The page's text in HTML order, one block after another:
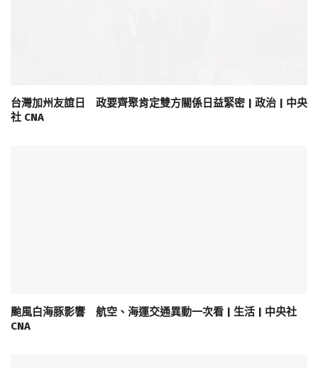
台灣加州友誼日 政要齊聚肯定雙方關係日益緊密 | 政治 | 中央
社 CNA
颱風白海豚影響 航空、海運交通異動一次看 | 生活 | 中央社
CNA